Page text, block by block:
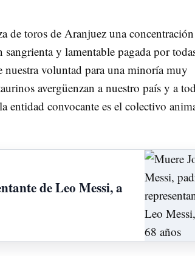
de toros de Aranjuez una concentración
y lamentable pagada por
nuestra voluntad para una minoría muy
avergüenzan a nuestro país y a
entidad convocante es el colectivo
de Leo Messi, a